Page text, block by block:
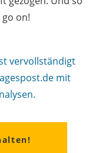
on!
vervollständigt
mit